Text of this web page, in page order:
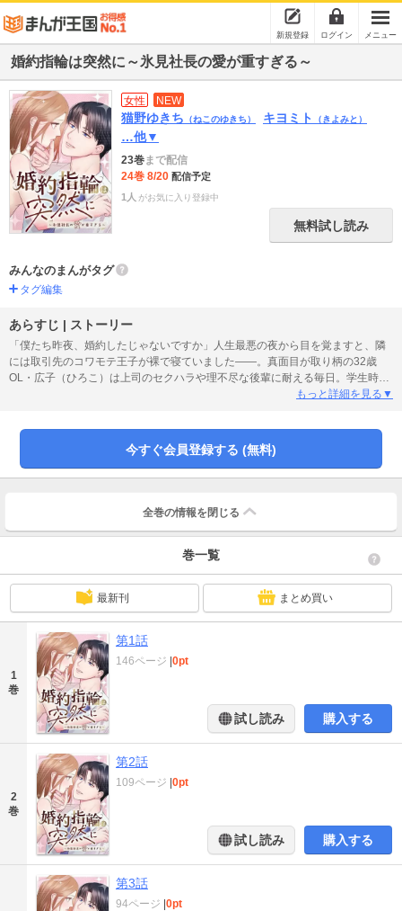
新規登録 ログイン メニュー
婚約指輪は突然に～氷見社長の愛が重すぎる～
女性 NEW
猫野ゆきち （ねこのゆきち） キヨミト （きよみと）
…他▼
23巻まで配信
24巻 8/20 配信予定
1人 がお気に入り登録中
無料試し読み
みんなのまんがタグ
タグ編集
あらすじ | ストーリー
「僕たち昨夜、婚約したじゃないですか」人生最悪の夜から目を覚ますと、隣
には取引先のコワモテ王子が裸で寝ていました――。真面目が取り柄の32歳
OL・広子（ひろこ）は上司のセクハラや理不尽な後輩に耐える毎日。学生時代
からの彼氏とそろそろ結婚かと期待した矢先、まさかの浮気発覚!!どん底の気分
【崖っぷちアラサーOL×訳ありヤリ手社長】の、ノンストップ・シンデレラ・
もっと詳細を見る▼
今すぐ会員登録する (無料)
全巻の情報を 閉じる
巻一覧
最新刊 まとめ買い
1
巻
第1話
146ページ 0pt
試し読み 購入する
2
巻
第2話
109ページ 0pt
試し読み 購入する
第3話
94ページ 0pt